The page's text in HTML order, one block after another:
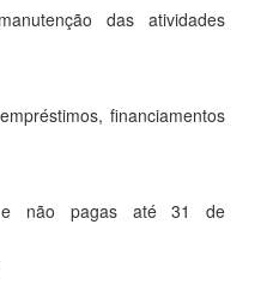
das atividades
financiamentos
e não pagas até 31 de